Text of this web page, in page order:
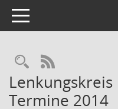
Toggle navigation
RSS-Feed
Termine 2014